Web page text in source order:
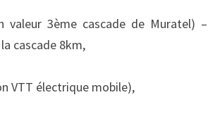
3ème cascade de Muratel) –
cascade 8km,
VTT électrique mobile),